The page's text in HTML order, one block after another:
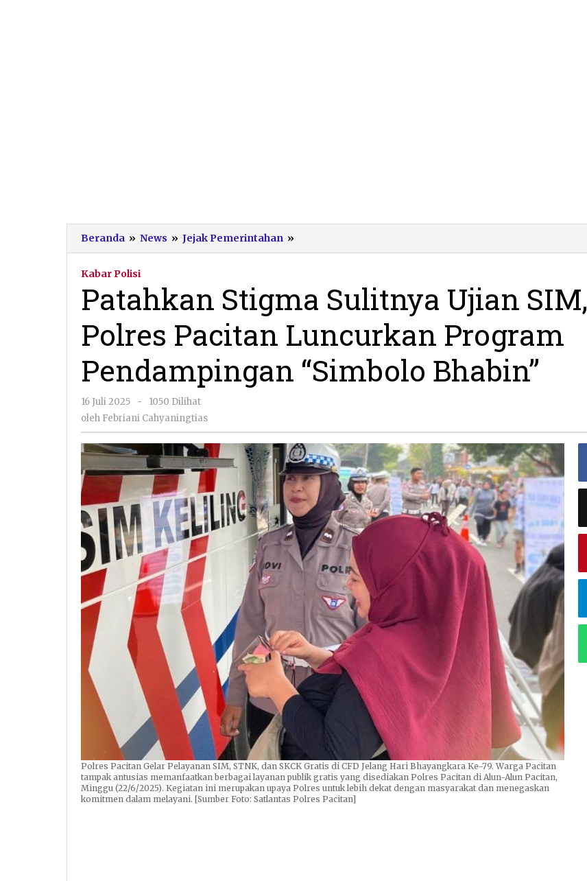
Beranda » News » Jejak Pemerintahan »
Stigma
SIM,
Polres
Luncurkan
Pendampingan
"Simbolo
Kabar Polisi
Patahkan Stigma Sulitnya Ujian SIM,
Polres Pacitan Luncurkan Program
Pendampingan “Simbolo Bhabin”
16 Juli 2025
oleh
Febriani
Cahyaningtias
-
1050 Dilihat
oleh Febriani Cahyaningtias
Polres Pacitan Gelar Pelayanan SIM, STNK, dan SKCK Gratis di CFD Jelang Hari Bhayangkara Ke-79. Warga Pacitan
tampak antusias memanfaatkan berbagai layanan publik gratis yang disediakan Polres Pacitan di Alun-Alun Pacitan,
Minggu (22/6/2025). Kegiatan ini merupakan upaya Polres untuk lebih dekat dengan masyarakat dan menegaskan
komitmen dalam melayani. [Sumber Foto: Satlantas Polres Pacitan]